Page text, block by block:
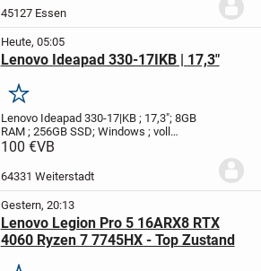
Laptoptasche an.
sind voneinander getrennt. Außerdem
besitzt der...
45127 Essen
Heute, 05:05
Lenovo Ideapad 330-17IKB | 17,3"
Merken
Lenovo Ideapad 330-17|KB ; 17,3"; 8GB
RAM ; 256GB SSD; Windows ; voll
funktionsfähig
Zustand.Das Gerät funktioniert
100 €VB
64331 Weiterstadt
Gestern, 20:13
Lenovo Legion Pro 5 16ARX8 RTX
4060 Ryzen 7 7745HX - Top Zustand